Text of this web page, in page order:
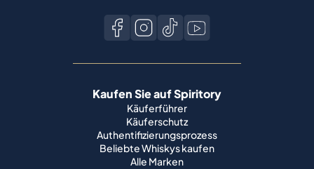
Kaufen Sie auf Spiritory
Käuferführer
Käuferschutz
Authentifizierungsprozess
Beliebte Whiskys kaufen
Alle Marken